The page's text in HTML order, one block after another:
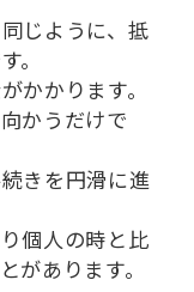
じように、抵
。
かかります。
かうだけで
きを円滑に進
個人の時と比
があります。